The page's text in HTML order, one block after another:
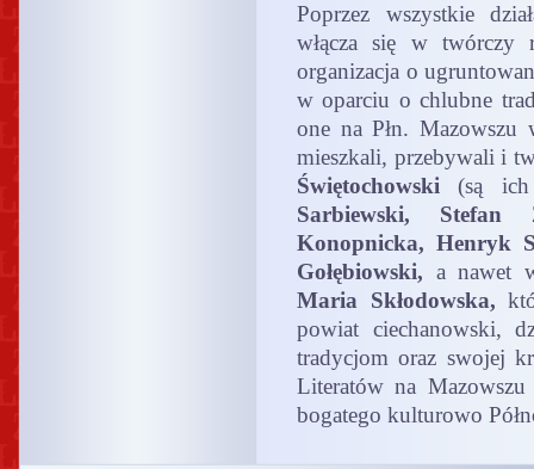
Poprzez wszystkie
włącza się w
organizacja o
w oparciu o chlubne
one na Płn.
mieszkali, przebywali i
Świętochowski (są
Sarbiewski, Stefan
Konopnicka, Henryk
Gołębiowski, a nawet
Maria Skłodowska,
powiat ciechanowski,
tradycjom oraz swojej
Literatów na
bogatego kulturowo